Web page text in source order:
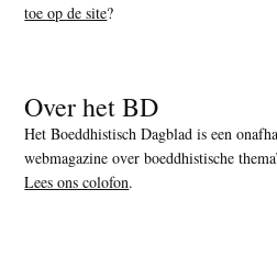
toe op de site?
Over het BD
Het Boeddhistisch Dagblad is een
webmagazine over boeddhistische
Lees ons colofon.